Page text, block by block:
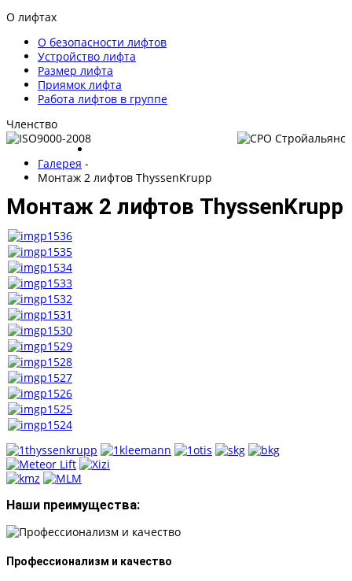
О лифтах
О безопасности лифтов
Устройство лифта
Размер лифта
Приямок лифта
Работа лифтов в группе
Членство
Галерея -
Монтаж 2 лифтов ThyssenKrupp
Монтаж 2 лифтов ThyssenKrupp
Наши преимущества:
Профессионализм и качество